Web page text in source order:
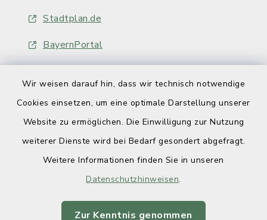
Wir weisen darauf hin, dass wir technisch notwendige
Cookies einsetzen, um eine optimale Darstellung unserer
Website zu ermöglichen. Die Einwilligung zur Nutzung
weiterer Dienste wird bei Bedarf gesondert abgefragt.
Weitere Informationen finden Sie in unseren
Datenschutzhinweisen.
Zur Kenntnis genommen
Stadtplan.de
BayernPortal
Barrierefreiheit